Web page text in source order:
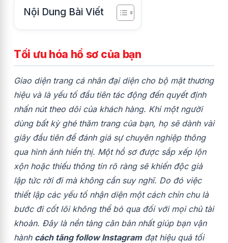
Nội Dung Bài Viết
Tối ưu hóa hồ sơ của bạn
Giao diện trang cá nhân đại diện cho bộ mặt thương
hiệu và là yếu tố đầu tiên tác động đến quyết định
nhấn nút theo dõi của khách hàng. Khi một người
dùng bất kỳ ghé thăm trang của bạn, họ sẽ dành vài
giây đầu tiên để đánh giá sự chuyên nghiệp thông
qua hình ảnh hiển thị. Một hồ sơ được sắp xếp lộn
xộn hoặc thiếu thông tin rõ ràng sẽ khiến độc giả
lập tức rời đi mà không cần suy nghĩ. Do đó việc
thiết lập các yếu tố nhận diện một cách chỉn chu là
bước đi cốt lõi không thể bỏ qua đối với mọi chủ tài
khoản. Đây là nền tảng căn bản nhất giúp bạn vận
hành cách tăng follow Instagramđạt hiệu quả tối